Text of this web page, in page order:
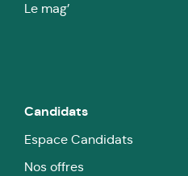
Le mag’
Candidats
Espace Candidats
Nos offres